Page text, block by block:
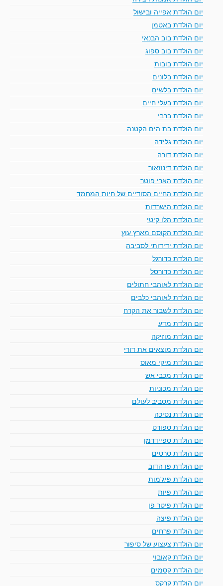
יום הולדת אפייה ובישול
יום הולדת באטמן
יום הולדת בוב הבנאי
יום הולדת בוב ספוג
יום הולדת בובות
יום הולדת בלונים
יום הולדת בלשים
יום הולדת בעלי חיים
יום הולדת ברבי
יום הולדת בת הים הקטנה
יום הולדת גלידה
יום הולדת דורה
יום הולדת דינוזאור
יום הולדת הארי פוטר
יום הולדת החיים הסודיים של חיות המחמד
יום הולדת הישרדות
יום הולדת הלו קיטי
יום הולדת הקוסם מארץ עוץ
יום הולדת ידידותי לסביבה
יום הולדת כדורגל
יום הולדת כדורסל
יום הולדת לאוהבי חתולים
יום הולדת לאוהבי כלבים
יום הולדת לשבור את הקרח
יום הולדת מדע
יום הולדת מוזיקה
יום הולדת מוצאים את דורי
יום הולדת מיקי מאוס
יום הולדת מכבי אש
יום הולדת מכוניות
יום הולדת מסביב לעולם
יום הולדת נסיכה
יום הולדת ספורט
יום הולדת ספיידרמן
יום הולדת סרטים
יום הולדת פו הדוב
יום הולדת פיג'מות
יום הולדת פיות
יום הולדת פיטר פן
יום הולדת פיצה
יום הולדת פרחים
יום הולדת צעצוע של סיפור
יום הולדת קאובוי
יום הולדת קסמים
יום הולדת קרקס